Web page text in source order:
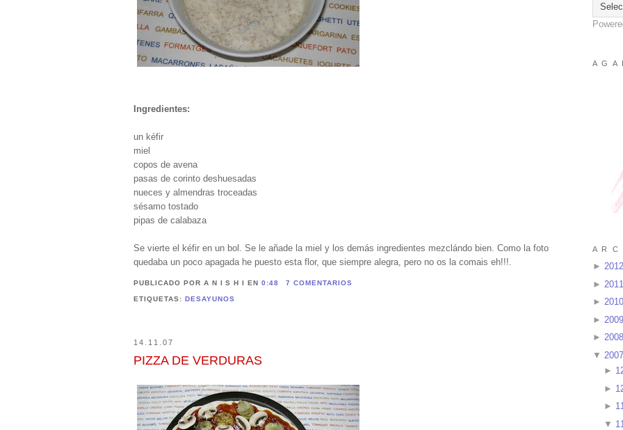
Ingredientes:
un kéfir
miel
copos de avena
pasas de corinto deshuesadas
nueces y almendras troceadas
sésamo tostado
pipas de calabaza
Se vierte el kéfir en un bol. Se le añade la miel y los demás ingredientes mezclándo bien. Como la foto
quedaba un poco apagada he puesto esta flor, que siempre alegra, pero no os la comais eh!!!.
PUBLICADO POR A N I S H IEN0:48 7 COMENTARIOS
ETIQUETAS: DESAYUNOS
14.11.07
PIZZA DE VERDURAS
A G A
A R C
► 2012
► 2011
► 2010
► 2009
► 2008
▼ 2007
►
►
►
▼